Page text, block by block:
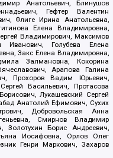
Анатольевич, Блинушов
Гефтер Валентин
Флиге Ирина Анатольевна,
Елена Владимировна,
Владимирович, Максимов
Иванович, Голубева Елена
Закс Елена Владимировна,
Залмановна, Кокорина
Арапова Галина
Прохоров Вадим Юрьевич,
Васильевич, Протасова
Лукашевский Сергей
Анатолий Ефимович, Сухих
Добровольская Анна
Смирнов Владимир
Золотухин Борис Андреевич,
Иосифовна, Орлов Олег
Генри Маркович, Захаров